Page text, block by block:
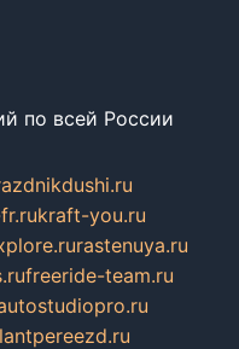
по всей России
kraft-you.ru
rastenuya.ru
freeride-team.ru